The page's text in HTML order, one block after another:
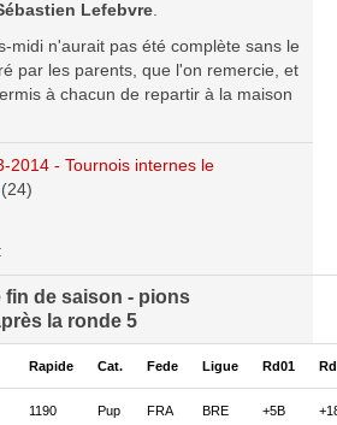
Lefebvre
midi n'aurait pas été complète sans le
par les parents, que l'on remercie, et
à chacun de repartir à la maison
2014 - Tournois internes le
(24)
de saison - pions
la ronde 5
Rapide Cat. Fede Ligue Rd01
1190 Pup FRA BRE +5B